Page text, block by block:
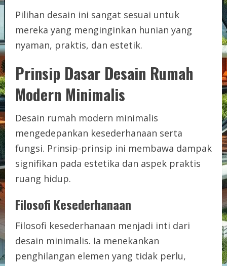
Pilihan desain ini sangat sesuai untuk
mereka yang menginginkan hunian yang
nyaman, praktis, dan estetik.
Prinsip Dasar Desain Rumah
Modern Minimalis
Desain rumah modern minimalis
mengedepankan kesederhanaan serta
fungsi. Prinsip-prinsip ini membawa dampak
signifikan pada estetika dan aspek praktis
ruang hidup.
Filosofi Kesederhanaan
Filosofi kesederhanaan menjadi inti dari
desain minimalis. Ia menekankan
penghilangan elemen yang tidak perlu,